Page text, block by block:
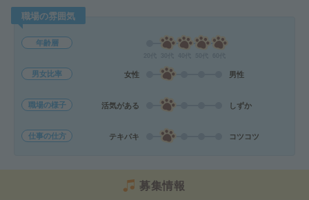
職場の雰囲気
年齢層
男女比率 女性 男性
職場の様子 活気がある しずか
仕事の仕方 テキパキ コツコツ
募集情報